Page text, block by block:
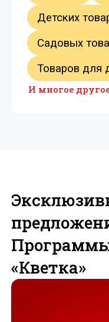
Детских
Садовых
Товаров для
И многое
«Кветка»